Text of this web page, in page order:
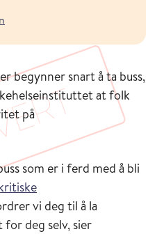
begynner snart å ta buss,
at folk
på
som er i ferd med å bli
vi deg til å la
for deg selv, sier